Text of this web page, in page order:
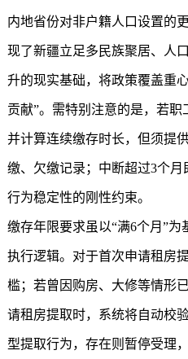
内地省份对非户籍人口设置的
现了新疆立足多民族聚居、人
升的现实基础，将政策覆盖重
贡献”。需特别注意的是，若
并计算连续缴存时长，但须提
缴、欠缴记录；中断超过3个
行为稳定性的刚性约束。
缴存年限要求虽以“满6个月”
执行逻辑。对于首次申请租房
槛；若曾因购房、大修等情形
请租房提取时，系统将自动校
型提取行为，存在则暂停受理